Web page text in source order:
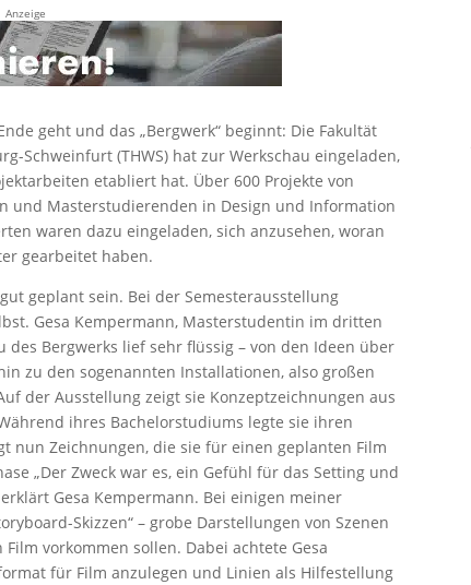
Anzeige
geht und das „Bergwerk“ beginnt: Die Fakultät
Schweinfurt (THWS) hat zur Werkschau eingeladen,
etabliert hat. Über 600 Projekte von
und Masterstudierenden in Design und Information
waren dazu eingeladen, sich anzusehen, woran
gearbeitet haben.
geplant sein. Bei der Semesterausstellung
Gesa Kempermann, Masterstudentin im dritten
Bergwerks lief sehr flüssig – von den Ideen über
zu den sogenannten Installationen, also großen
der Ausstellung zeigt sie Konzeptzeichnungen aus
ihres Bachelorstudiums legte sie ihren
nun Zeichnungen, die sie für einen geplanten Film
„Der Zweck war es, ein Gefühl für das Setting und
Gesa Kempermann. Bei einigen meiner
Skizzen“ – grobe Darstellungen von Szenen
vorkommen sollen. Dabei achtete Gesa
für Film anzulegen und Linien als Hilfestellung